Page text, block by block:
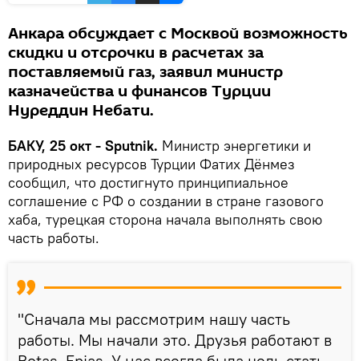
Анкара обсуждает с Москвой возможность
скидки и отсрочки в расчетах за
поставляемый газ, заявил министр
казначейства и финансов Турции
Нуреддин Небати.
БАКУ, 25 окт - Sputnik. Министр энергетики и
природных ресурсов Турции Фатих Дёнмез
сообщил, что достигнуто принципиальное
соглашение с РФ о создании в стране газового
хаба, турецкая сторона начала выполнять свою
часть работы.
"Сначала мы рассмотрим нашу часть
работы. Мы начали это. Друзья работают в